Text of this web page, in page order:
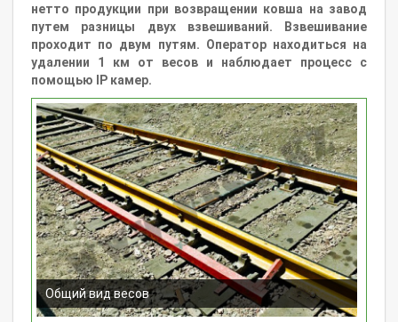
нетто продукции при возвращении ковша на завод
путем разницы двух взвешиваний. Взвешивание
проходит по двум путям. Оператор находиться на
удалении 1 км от весов и наблюдает процесс с
помощью IP камер.
Общий вид весов